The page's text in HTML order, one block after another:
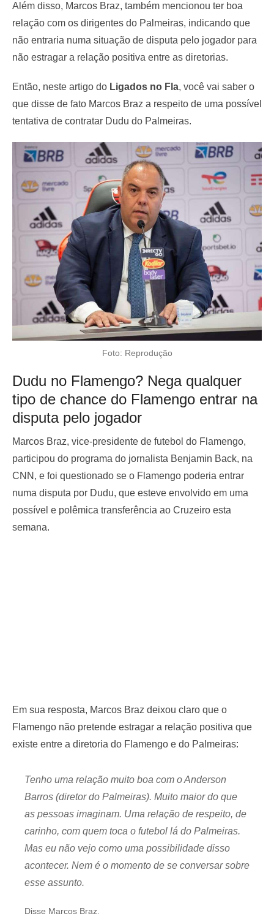
Além disso, Marcos Braz, também mencionou ter boa
relação com os dirigentes do Palmeiras, indicando que
não entraria numa situação de disputa pelo jogador para
não estragar a relação positiva entre as diretorias.
Então, neste artigo do Ligados no Fla, você vai saber o
que disse de fato Marcos Braz a respeito de uma possível
tentativa de contratar Dudu do Palmeiras.
Foto: Reprodução
Dudu no Flamengo? Nega qualquer
tipo de chance do Flamengo entrar na
disputa pelo jogador
Marcos Braz, vice-presidente de futebol do Flamengo,
participou do programa do jornalista Benjamin Back, na
CNN, e foi questionado se o Flamengo poderia entrar
numa disputa por Dudu, que esteve envolvido em uma
possível e polêmica transferência ao Cruzeiro esta
semana.
Em sua resposta, Marcos Braz deixou claro que o
Flamengo não pretende estragar a relação positiva que
existe entre a diretoria do Flamengo e do Palmeiras:
Tenho uma relação muito boa com o Anderson
Barros (diretor do Palmeiras). Muito maior do que
as pessoas imaginam. Uma relação de respeito, de
carinho, com quem toca o futebol lá do Palmeiras.
Mas eu não vejo como uma possibilidade disso
acontecer. Nem é o momento de se conversar sobre
esse assunto.
Disse Marcos Braz.